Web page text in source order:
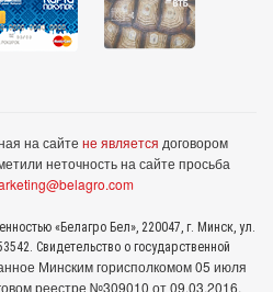
на сайте не является договором
неточность на сайте просьба
«Белагро Бел», 220047, г. Минск, ул.
Свидетельство о государственной
Минcким горисполкомом 05 июля
реестре №309010 от 09.03.2016.